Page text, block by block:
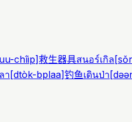
chîip]救生器具สนอร์เกิล[
า[dtòk-bplaa]钓鱼เดินป่า[